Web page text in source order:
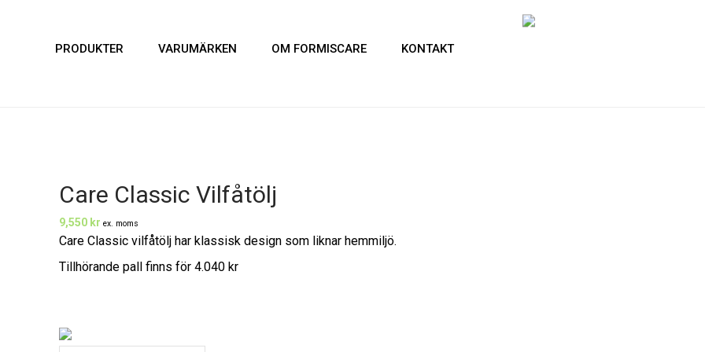
PRODUKTER VARUMÄRKEN OM FORMISCARE KONTAKT
Care Classic Vilfåtölj
9,550 kr ex. moms
Care Classic vilfåtölj har klassisk design som liknar hemmiljö.
Tillhörande pall finns för 4.040 kr